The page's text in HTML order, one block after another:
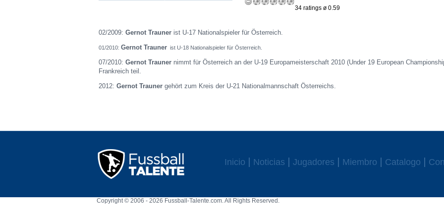
34 ratings ø 0.59
02/2009:Gernot Trauner ist U-17 Nationalspieler für Österreich.
01/2010:Gernot Trauner ist U-18 Nationalspieler für Österreich.
07/2010:Gernot Trauner nimmt für Österreich an der U-19 Europameisterschaft 2010 (Under 19 European
Frankreich teil.
2012:Gernot Traunergehört zum Kreis der U-21 Nationalmannschaft Österreichs.
Inicio Noticias Jugadores Miembro Catalogo
Copyright © 2006 - 2026 Fussball-Talente.com. All Rights Reserved.